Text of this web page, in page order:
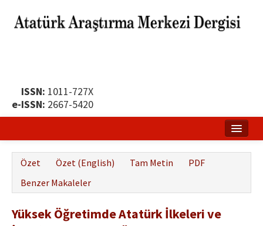
ISSN: 1011-727X
e-ISSN: 2667-5420
Yayın Politikası
Dergi Kurulları
Özet Özet (English) Tam Metin
PDF
Benzer Makaleler
Yüksek Öğretimde Atatürk İlkeleri ve